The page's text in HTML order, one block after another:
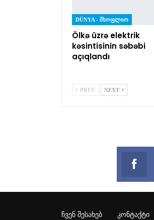
DÜNYA - ᲛᲡᲝᲤᲚᲘᲝ
Ölkə üzrə elektrik
kəsintisinin səbəbi
açıqlandı
PREV NEXT
ᲩᲕᲔᲜ ᲨᲔᲡᲐᲮᲔᲑ ᲙᲝᲜᲢᲐᲥᲢᲘ